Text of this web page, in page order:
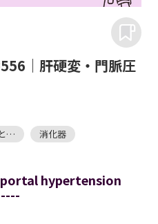
｜肝硬変・門脈圧
… 消化器
hypertension